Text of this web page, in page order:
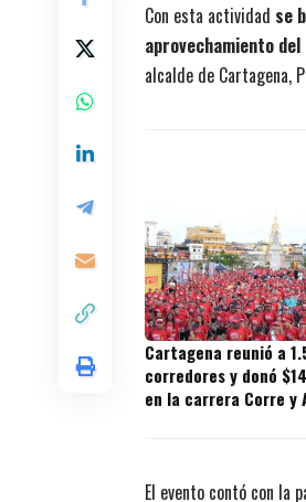
Con esta actividad se
aprovechamiento
alcalde de Cartagena,
Cartagena reunió a
corredores y donó
en la carrera Corre y
El evento contó con la